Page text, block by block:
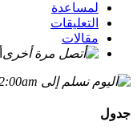
لمساعدة
التعليقات
مقالات
جدول